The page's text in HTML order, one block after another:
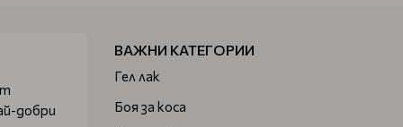
добри
ВАЖНИ КАТЕГОРИИ
Гел лак
Боя за коса